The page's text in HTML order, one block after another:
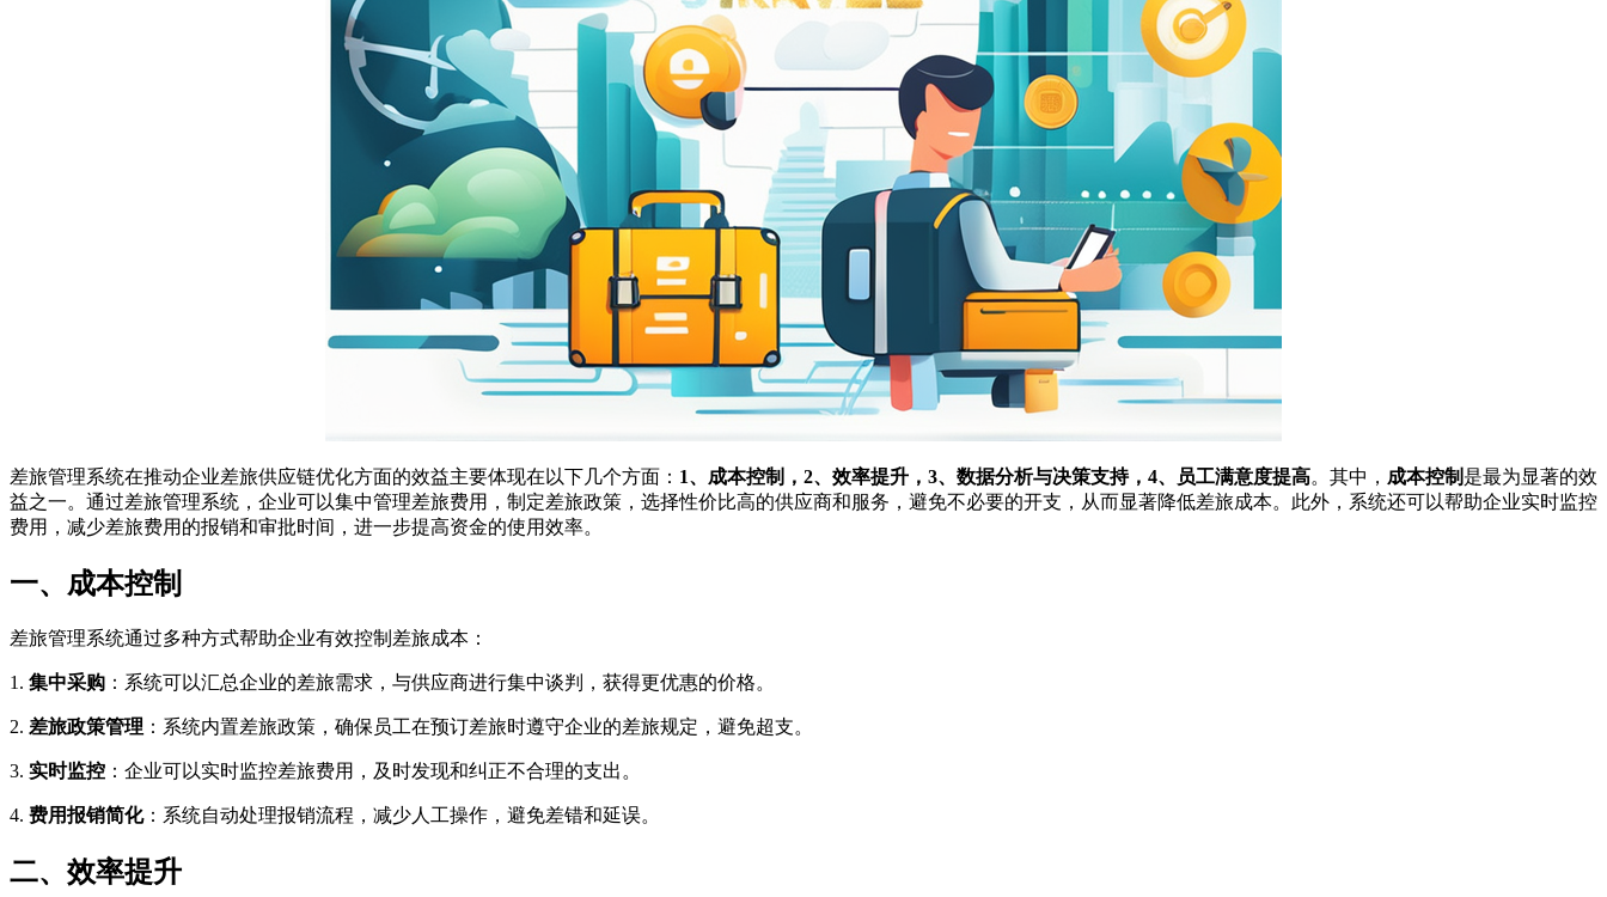
差旅管理系统在推动企业差旅供应链优化方面的效益主要体现在以下几个方面： 1、成本控制，2、效率提升，3、数据分析与决策支持，4、员工满意度提高。其中， 成本控制 是最为显著的效
益之一。通过差旅管理系统，企业可以集中管理差旅费用，制定差旅政策，选择性价比高的供应商和服务，避免不必要的开支，从而显著降低差旅成本。此外，系统还可以帮助企业实时监控
费用，减少差旅费用的报销和审批时间，进一步提高资金的使用效率。
一、成本控制
差旅管理系统通过多种方式帮助企业有效控制差旅成本：
1. 集中采购 ：系统可以汇总企业的差旅需求，与供应商进行集中谈判，获得更优惠的价格。
2. 差旅政策管理 ：系统内置差旅政策，确保员工在预订差旅时遵守企业的差旅规定，避免超支。
3. 实时监控 ：企业可以实时监控差旅费用，及时发现和纠正不合理的支出。
4. 费用报销简化：系统自动处理报销流程，减少人工操作，避免差错和延误。
二、效率提升